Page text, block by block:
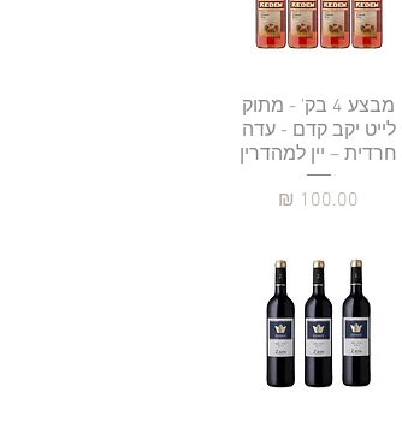
תצוגה מהירה
מבצע 4 בק' - מתוק
לייט יקב קדם - עדה
חרדית – יין למהדרין
מחיר